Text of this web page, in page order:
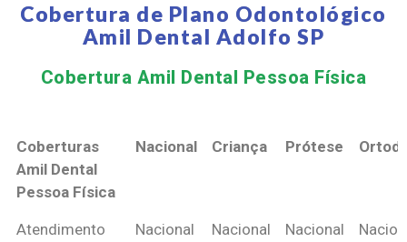
Cobertura de Plano Odontológico
Amil Dental Adolfo SP
Cobertura Amil Dental Pessoa Física​
Coberturas
Amil Dental
Pessoa Física
Nacional Criança Prótese
Coberturas
Nacional Criança Prótese
Atendimento Nacional Nacional Nacional